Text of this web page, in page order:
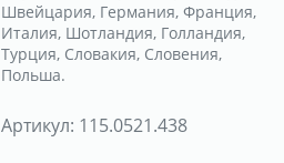
Швейцария, Германия, Франция,
Италия, Шотландия, Голландия,
Турция, Словакия, Словения,
Польша.
Артикул: 115.0521.438